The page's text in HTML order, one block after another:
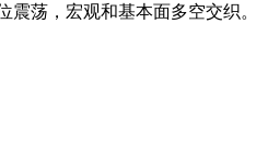
震荡，宏观和基本面多空交织